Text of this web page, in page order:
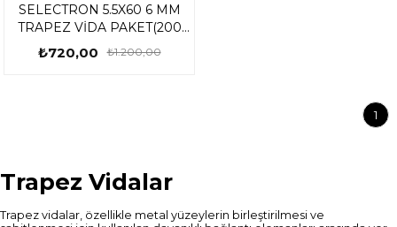
SELECTRON 5.5X60 6 MM
TRAPEZ VİDA PAKET(200
ADET)
₺720,00 ₺1.200,00
1
Trapez Vidalar
Trapez vidalar, özellikle metal yüzeylerin birleştirilmesi ve